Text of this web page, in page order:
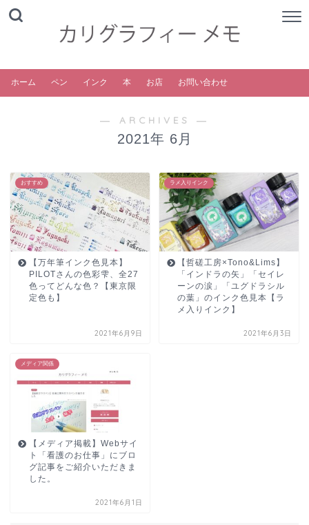
ホーム ペン インク 本 お店 お問い合わせ
― ARCHIVES ―
2021年 6月
おすすめ
【万年筆インク色見本】
PILOTさんの色彩雫、全27
色ってどんな色？【東京限
定色も】
2021年6月9日
ラメ入りインク
【哲磋工房×Tono&Lims】
「インドラの矢」「セイレ
ーンの涙」「ユグドラシル
の葉」のインク色見本【ラ
メ入りインク】
2021年6月3日
メディア関係
【メディア掲載】Webサイ
ト「看護のお仕事」にブロ
グ記事をご紹介いただきま
した。
2021年6月1日